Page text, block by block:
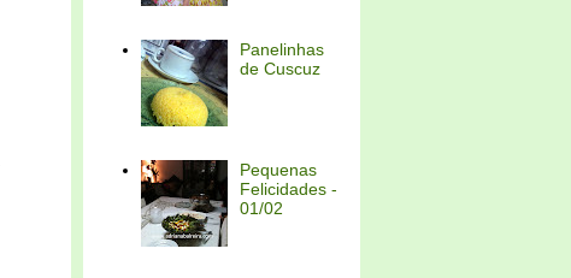
Panelinhas
de Cuscuz
Pequenas
Felicidades -
01/02